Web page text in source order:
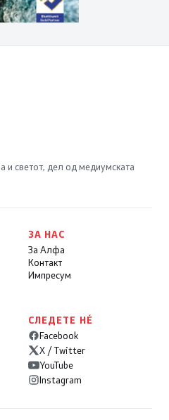
и светот, дел од медиумската
ЗА НАС
За Алфа
Контакт
Импресум
СЛЕДЕТЕ НÉ
Facebook
X / Twitter
YouTube
Instagram